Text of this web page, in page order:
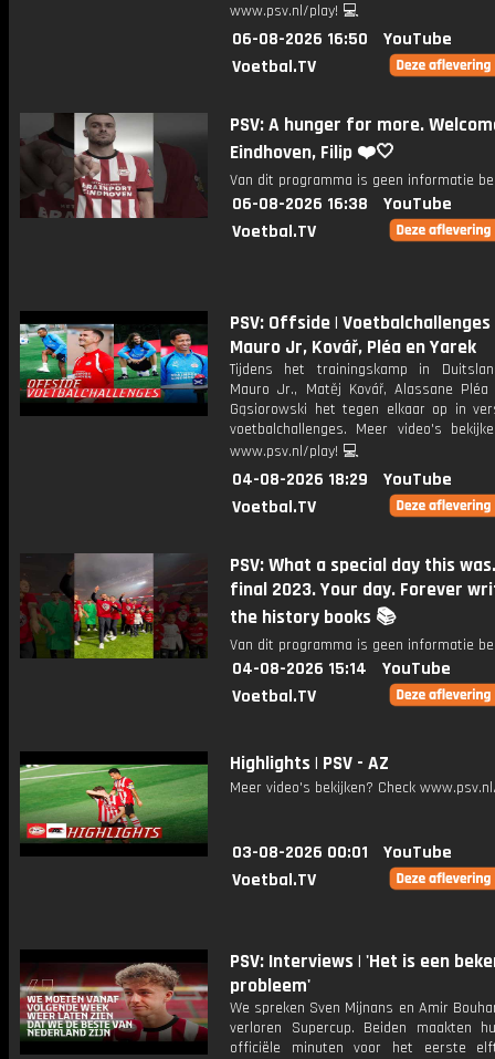
www.psv.nl/play! 💻
06-08-2026 16:50
YouTube
Voetbal.TV
PSV: A hunger for more.
Eindhoven, Filip ❤️🤍
Van dit programma is geen informatie
06-08-2026 16:38
YouTube
Voetbal.TV
PSV: Offside |
Mauro Jr, Kovář, Pléa en Yarek
Tijdens het trainingskamp in
Mauro Jr., Matěj Kovář, Alassane
Gąsiorowski het tegen elkaar op in
voetbalchallenges. Meer video's
www.psv.nl/play! 💻
04-08-2026 18:29
YouTube
Voetbal.TV
PSV: What a special day this
final 2023. Your day. Forever
the history books 📚
Van dit programma is geen informatie
04-08-2026 15:14
YouTube
Voetbal.TV
Highlights | PSV - AZ
Meer video's bekijken? Check
03-08-2026 00:01
YouTube
Voetbal.TV
PSV: Interviews | 'Het is een
probleem'
We spreken Sven Mijnans en Amir
verloren Supercup. Beiden maakten
officiële minuten voor het eerste